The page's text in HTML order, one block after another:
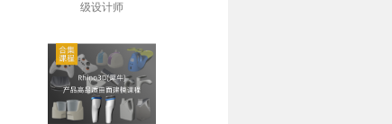
级设计师